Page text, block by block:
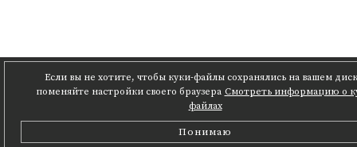
Если вы не хотите, чтобы куки-файлы сохранялись на вашем
поменяйте настройки своего браузера Смотреть информацию о
файлах
Понимаю